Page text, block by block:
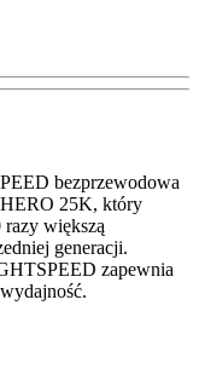
bezprzewodowa
HERO 25K, który
razy większą
generacji.
zapewnia